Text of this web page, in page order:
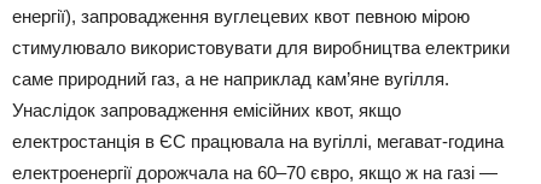
енергії), запровадження вуглецевих квот певною мірою
стимулювало використовувати для виробництва електрики
саме природний газ, а не наприклад кам’яне вугілля.
Унаслідок запровадження емісійних квот, якщо
електростанція в ЄС працювала на вугіллі, мегават-година
електроенергії дорожчала на 60–70 євро, якщо ж на газі —